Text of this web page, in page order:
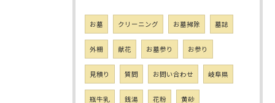
お墓 クリーニング お墓掃除 墓誌
外柵 献花 お墓参り お参り
見積り 質問 お問い合わせ 岐阜県
瓶牛乳 銭湯 花粉 黄砂